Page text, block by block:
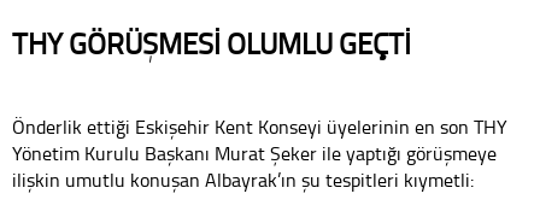
THY GÖRÜŞMESİ OLUMLU GEÇTİ
Önderlik ettiği Eskişehir Kent Konseyi üyelerinin en son THY
Yönetim Kurulu Başkanı Murat Şeker ile yaptığı görüşmeye
ilişkin umutlu konuşan Albayrak’ın şu tespitleri kıymetli: